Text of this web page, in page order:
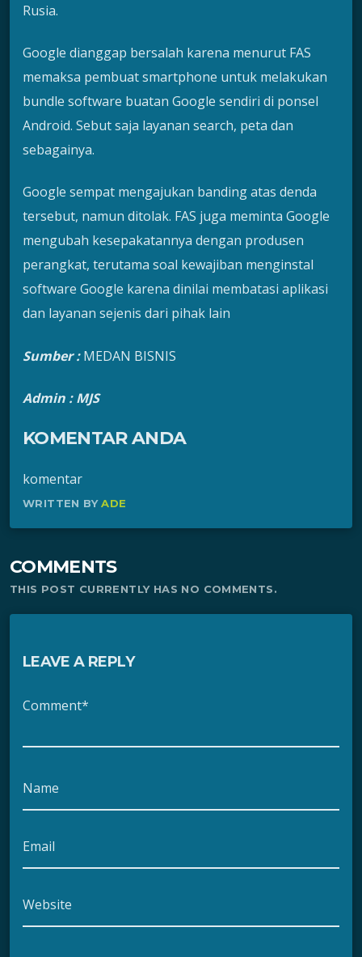
Rusia.
Google dianggap bersalah karena menurut FAS
memaksa pembuat smartphone untuk melakukan
bundle software buatan Google sendiri di ponsel
Android. Sebut saja layanan search, peta dan
sebagainya.
Google sempat mengajukan banding atas denda
tersebut, namun ditolak. FAS juga meminta Google
mengubah kesepakatannya dengan produsen
perangkat, terutama soal kewajiban menginstal
software Google karena dinilai membatasi aplikasi
dan layanan sejenis dari pihak lain
Sumber :MEDAN BISNIS
Admin : MJS
KOMENTAR ANDA
komentar
WRITTEN BYADE
COMMENTS
THIS POST CURRENTLY HAS NO COMMENTS.
LEAVE A REPLY
Comment*
Name
Email
Website